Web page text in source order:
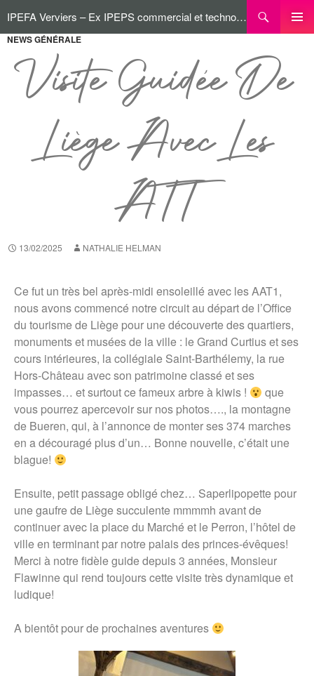
IPEFA Verviers – Ex IPEPS commercial et technologique
NEWS GÉNÉRALE
Visite Guidée De
Liège Avec Les
ATT
13/02/2025 NATHALIE HELMAN
Ce fut un très bel après-midi ensoleillé avec les AAT1,
nous avons commencé notre circuit au départ de l’Office
du tourisme de Liège pour une découverte des quartiers,
monuments et musées de la ville : le Grand Curtius et ses
cours intérieures, la collégiale Saint-Barthélemy, la rue
Hors-Château avec son patrimoine classé et ses
impasses… et surtout ce fameux arbre à kiwis !
que
vous pourrez apercevoir sur nos photos…., la montagne
de Bueren, qui, à l’annonce de monter ses 374 marches
en a découragé plus d’un… Bonne nouvelle, c’était une
blague!
Ensuite, petit passage obligé chez… Saperlipopette pour
une gaufre de Liège succulente mmmmh avant de
continuer avec la place du Marché et le Perron, l’hôtel de
ville en terminant par notre palais des princes-évêques!
Merci à notre fidèle guide depuis 3 années, Monsieur
Flawinne qui rend toujours cette visite très dynamique et
ludique!
A bientôt pour de prochaines aventures